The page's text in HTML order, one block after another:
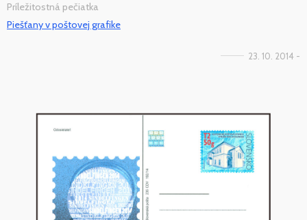
Príležitostná pečiatka
Piešťany v poštovej grafike
23. 10. 2014 -